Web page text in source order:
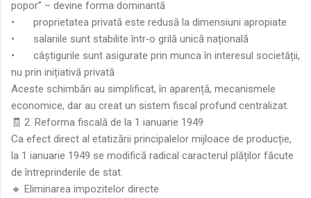
popor” – devine forma dominantă
•
proprietatea privată este redusă la dimensiuni apropiate
•
salariile sunt stabilite într‑o grilă unică națională
•
câștigurile sunt asigurate prin munca în interesul societății,
nu prin inițiativă privată
Aceste schimbări au simplificat, în aparență, mecanismele
economice, dar au creat un sistem fiscal profund centralizat.
🧾 2. Reforma fiscală de la 1 ianuarie 1949
Ca efect direct al etatizării principalelor mijloace de producție,
la 1 ianuarie 1949 se modifică radical caracterul plăților făcute
de întreprinderile de stat.
🔸 Eliminarea impozitelor directe